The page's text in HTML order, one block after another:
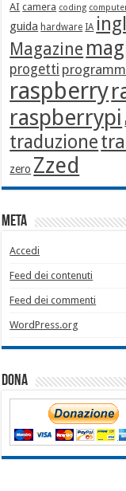
AI camera coding
guida hardware IA
Magazine
progetti
raspberry
raspberrypi
traduzione
zero Zzed
Meta
Accedi
Feed dei contenuti
Feed dei commenti
WordPress.org
Dona